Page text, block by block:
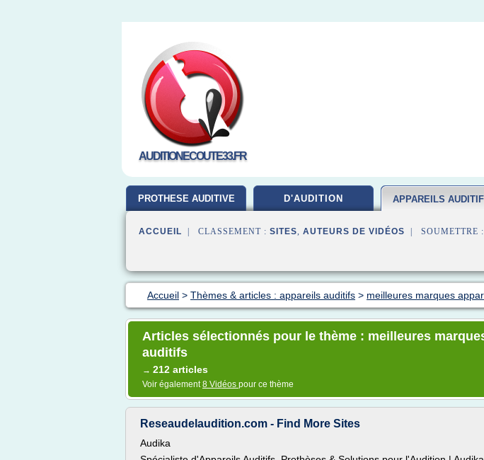
AUDITIONECOUTE33.FR
PROTHESE AUDITIVE D'AUDITION APPAREILS
ACCUEIL | CLASSEMENT : SITES, AUTEURS DE VIDÉOS | SOUMETTRE :
Accueil > Thèmes & articles : appareils auditifs > meilleures marques
Articles sélectionnés pour le thème : meilleures
auditifs
→ 212 articles
Voir également8 Vidéos pour ce thème
Reseaudelaudition.com - Find More Sites
Audika